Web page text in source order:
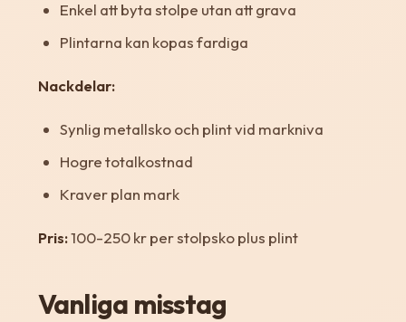
Enkel att byta stolpe utan att grava
Plintarna kan kopas fardiga
Nackdelar:
Synlig metallsko och plint vid markniva
Hogre totalkostnad
Kraver plan mark
Pris:100-250 kr per stolpsko plus plint
Vanliga misstag